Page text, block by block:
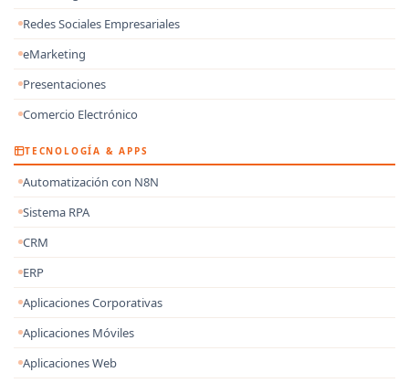
Redes Sociales Empresariales
eMarketing
Presentaciones
Comercio Electrónico
TECNOLOGÍA & APPS
Automatización con N8N
Sistema RPA
CRM
ERP
Aplicaciones Corporativas
Aplicaciones Móviles
Aplicaciones Web